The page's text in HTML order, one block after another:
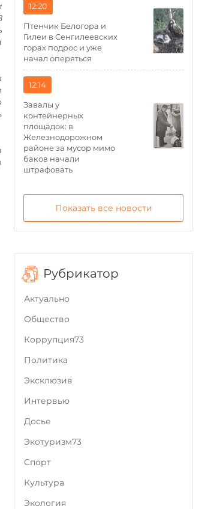
12:20
Птенчик Белогора и
Гилеи в Сенгилеевских
горах подрос и уже
начал оперяться
12:14
Завалы у
контейнерных
площадок: в
Железнодорожном
районе за мусор мимо
баков начали
штрафовать
Показать все новости
Рубрикатор
Актуально
Общество
Коррупция73
Политика
Эксклюзив
Интервью
Досье
Экотуризм73
Cпорт
Культура
Экология